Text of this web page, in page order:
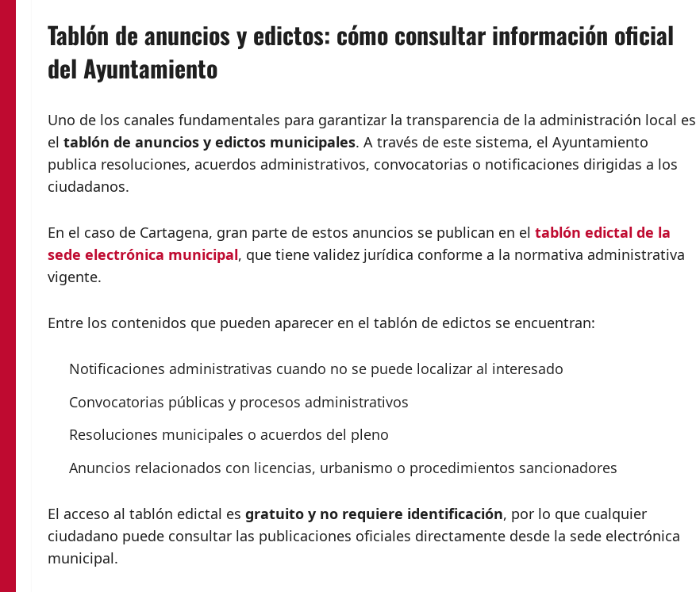
Tablón de anuncios y edictos: cómo consultar información oficial
del Ayuntamiento
Uno de los canales fundamentales para garantizar la transparencia de la administración local es
el tablón de anuncios y edictos municipales. A través de este sistema, el Ayuntamiento
publica resoluciones, acuerdos administrativos, convocatorias o notificaciones dirigidas a los
ciudadanos.
En el caso de Cartagena, gran parte de estos anuncios se publican en el tablón edictal de la
sede electrónica municipal, que tiene validez jurídica conforme a la normativa administrativa
vigente.
Entre los contenidos que pueden aparecer en el tablón de edictos se encuentran:
Notificaciones administrativas cuando no se puede localizar al interesado
Convocatorias públicas y procesos administrativos
Resoluciones municipales o acuerdos del pleno
Anuncios relacionados con licencias, urbanismo o procedimientos sancionadores
El acceso al tablón edictal es gratuito y no requiere identificación, por lo que cualquier
ciudadano puede consultar las publicaciones oficiales directamente desde la sede electrónica
municipal.